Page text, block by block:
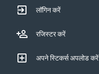
लॉगिन करें
रजिस्टर करें
अपने स्टिकर्स अपलोड करें